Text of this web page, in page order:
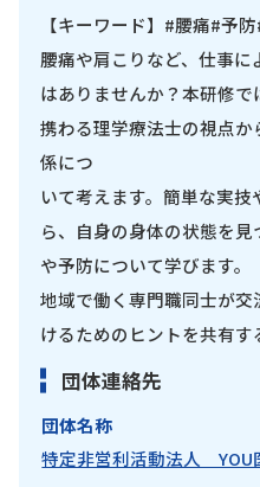
【キーワード】#腰痛#予
腰痛や肩こりなど、仕事
はありませんか？本研修
携わる理学療法士の視点
係につ
いて考えます。簡単な実
ら、自身の身体の状態を
や予防について学びます。
地域で働く専門職同士が
けるためのヒントを共有す
団体連絡先
団体名称
特定非営利活動法人 YOU